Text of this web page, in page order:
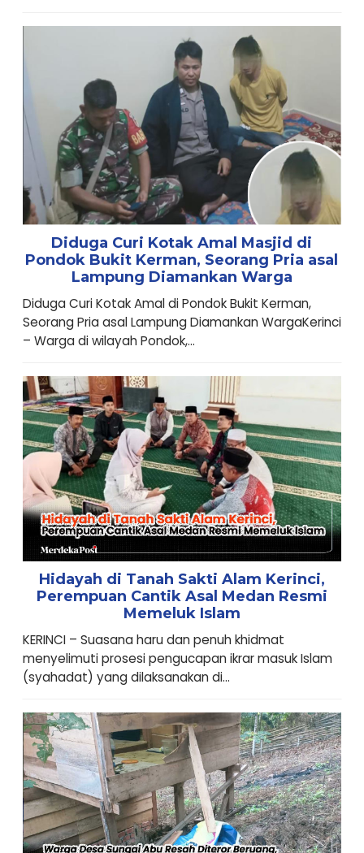
Diduga Curi Kotak Amal Masjid di
Pondok Bukit Kerman, Seorang Pria asal
Lampung Diamankan Warga
Diduga Curi Kotak Amal di Pondok Bukit Kerman,
Seorang Pria asal Lampung Diamankan WargaKerinci
– Warga di wilayah Pondok,...
Hidayah di Tanah Sakti Alam Kerinci,
Perempuan Cantik Asal Medan Resmi
Memeluk Islam
KERINCI – Suasana haru dan penuh khidmat
menyelimuti prosesi pengucapan ikrar masuk Islam
(syahadat) yang dilaksanakan di...